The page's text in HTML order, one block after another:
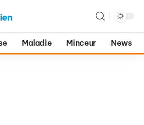
Maladie Minceur News